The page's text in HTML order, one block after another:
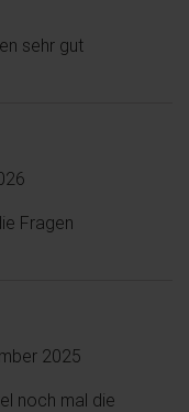
sehr gut
Fragen
2025
noch mal die